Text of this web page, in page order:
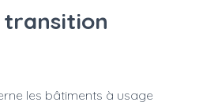
transition
les bâtiments à usage